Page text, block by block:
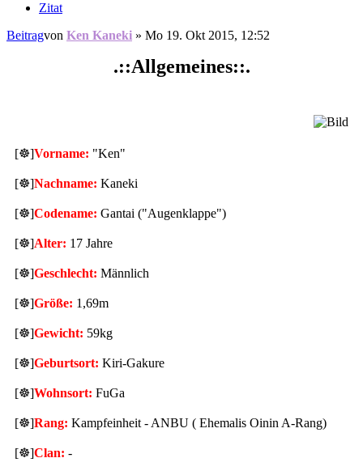
Zitat
Beitragvon Ken Kaneki » Mo 19. Okt 2015, 12:52
.::Allgemeines::.
[☸]Vorname: "Ken"
[☸]Nachname: Kaneki
[☸]Codename: Gantai ("Augenklappe")
[☸]Alter: 17 Jahre
[☸]Geschlecht: Männlich
[☸]Größe: 1,69m
[☸]Gewicht: 59kg
[☸]Geburtsort: Kiri-Gakure
[☸]Wohnsort: FuGa
[☸]Rang: Kampfeinheit - ANBU ( Ehemalis Oinin A-Rang)
[☸]Clan: -